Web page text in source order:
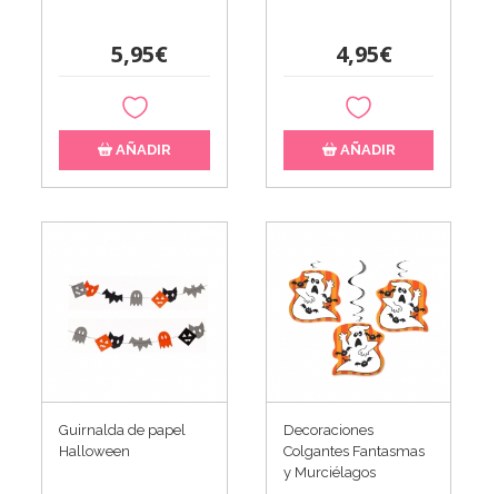
5,95€
AÑADIR
4,95€
AÑADIR
Guirnalda de papel
Halloween
Decoraciones
Colgantes Fantasmas
y Murciélagos